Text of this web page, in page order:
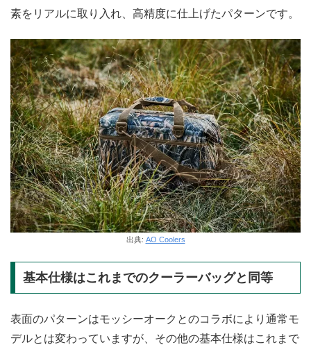
素をリアルに取り入れ、高精度に仕上げたパターンです。
出典: AO Coolers
基本仕様はこれまでのクーラーバッグと同等
表面のパターンはモッシーオークとのコラボにより通常モ
デルとは変わっていますが、その他の基本仕様はこれまで